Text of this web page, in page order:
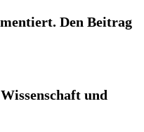
Den Beitrag
und